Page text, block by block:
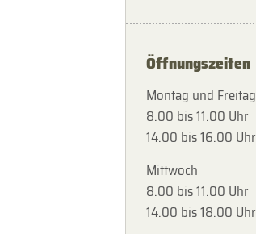
Öffnungszeiten
Montag und Freitag
8.00 bis 11.00 Uhr
14.00 bis 16.00 Uhr
Mittwoch
8.00 bis 11.00 Uhr
14.00 bis 18.00 Uhr